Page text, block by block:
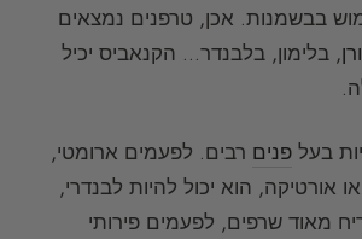
בבשמנות. אכן, טרפנים נמצאים
, בלימון, בלבנדר… הקנאביס יכיל
בעל פנים רבים. לפעמים ארומטי,
אורטיקה, הוא יכול להיות לבנדרי,
מאוד שרפים, לפעמים פירותי